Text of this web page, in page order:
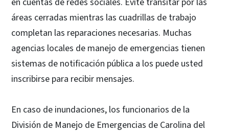
áreas cerradas mientras las cuadrillas de trabajo
completan las reparaciones necesarias. Muchas
agencias locales de manejo de emergencias tienen
sistemas de notificación pública a los puede usted
inscribirse para recibir mensajes.
En caso de inundaciones, los funcionarios de la
División de Manejo de Emergencias de Carolina del